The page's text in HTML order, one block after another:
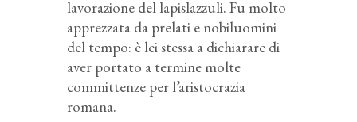
lavorazione del lapislazzuli. Fu molto
apprezzata da prelati e nobiluomini
del tempo: è lei stessa a dichiarare di
aver portato a termine molte
committenze per l’aristocrazia
romana.